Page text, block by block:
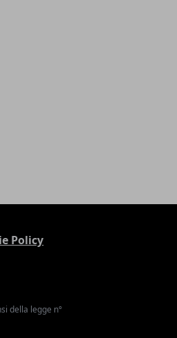
Policy
della legge n°